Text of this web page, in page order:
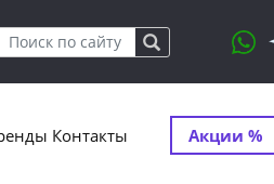
Контакты Акции %